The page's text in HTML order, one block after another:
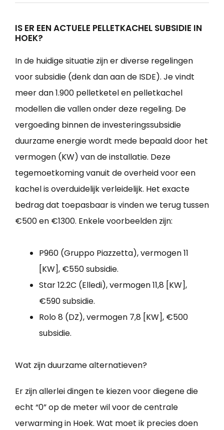
IS ER EEN ACTUELE PELLETKACHEL SUBSIDIE IN
HOEK?
In de huidige situatie zijn er diverse regelingen
voor subsidie (denk dan aan de ISDE). Je vindt
meer dan 1.900 pelletketel en pelletkachel
modellen die vallen onder deze regeling. De
vergoeding binnen de investeringssubsidie
duurzame energie wordt mede bepaald door het
vermogen (KW) van de installatie. Deze
tegemoetkoming vanuit de overheid voor een
kachel is overduidelijk verleidelijk. Het exacte
bedrag dat toepasbaar is vinden we terug tussen
€500 en €1300. Enkele voorbeelden zijn:
P960 (Gruppo Piazzetta), vermogen 11
[KW], €550 subsidie.
Star 12.2C (Elledi), vermogen 11,8 [KW],
€590 subsidie.
Rolo 8 (DZ), vermogen 7,8 [KW], €500
subsidie.
Wat zijn duurzame alternatieven?
Er zijn allerlei dingen te kiezen voor diegene die
echt “0” op de meter wil voor de centrale
verwarming in Hoek. Wat moet ik precies doen